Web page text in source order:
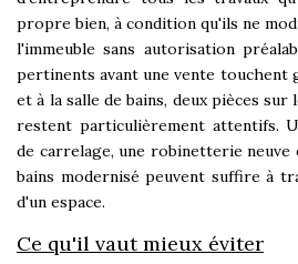
propre bien, à condition qu'ils ne
l'immeuble sans autorisation
pertinents avant une vente touchent
et à la salle de bains, deux pièces sur
restent particulièrement attentifs.
de carrelage, une robinetterie neuve
bains modernisé peuvent suffire à
d'un espace.
Ce qu'il vaut mieux éviter